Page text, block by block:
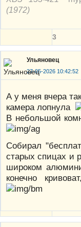
(1972)
3
Ульяновец
27-05-2026 10:42:52
А у меня вчера
камера лопнула
В небольшой
Собирал
старых спицах и
широком
конечно